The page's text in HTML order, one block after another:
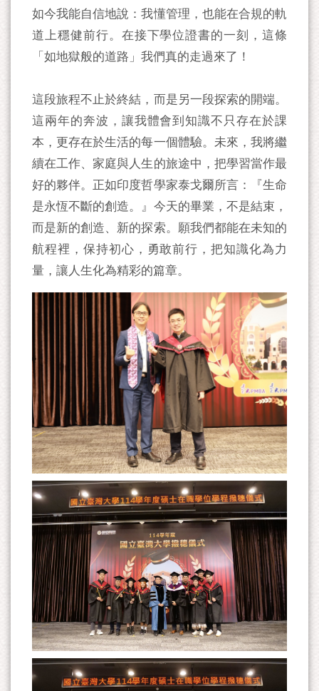
如今我能自信地說：我懂管理，也能在合規的軌
道上穩健前行。在接下學位證書的一刻，這條
「如地獄般的道路」我們真的走過來了！
這段旅程不止於終結，而是另一段探索的開端。
這兩年的奔波，讓我體會到知識不只存在於課
本，更存在於生活的每一個體驗。未來，我將繼
續在工作、家庭與人生的旅途中，把學習當作最
好的夥伴。正如印度哲學家泰戈爾所言：『生命
是永恆不斷的創造。』今天的畢業，不是結束，
而是新的創造、新的探索。願我們都能在未知的
航程裡，保持初心，勇敢前行，把知識化為力
量，讓人生化為精彩的篇章。